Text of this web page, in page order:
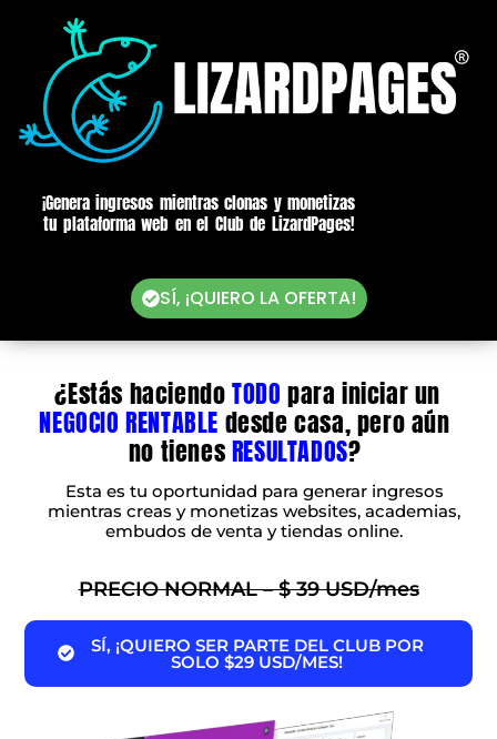
¡Genera ingresos mientras clonas y monetizas
tu plataforma web en el Club de LizardPages!
SÍ, ¡QUIERO LA OFERTA!
¿Estás haciendoTODO para iniciar un
NEGOCIO RENTABLE desde casa, pero aún
no tienesRESULTADOS?
Esta es tu oportunidad para generar ingresos
mientras creas y monetizas websites, academias,
embudos de venta y tiendas online.
PRECIO NORMAL – $ 39 USD/mes
SÍ, ¡QUIERO SER PARTE DEL CLUB POR
SOLO $29 USD/MES!